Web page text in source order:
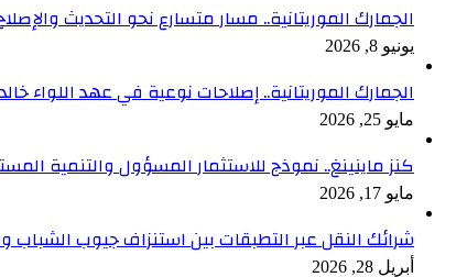
الجمارك الموريتانية.. مسار متسارع نحو التحديث
يونيو 8, 2026
الجمارك الموريتانية.. إصلاحات نوعية في عهد اللواء
مايو 25, 2026
كنز ماينينغ.. نموذج للاستثمار المسؤول والتنمية
مايو 17, 2026
شرائك النقل عبر التطبقات بين استنزاف جيوب الشباب
أبريل 28, 2026